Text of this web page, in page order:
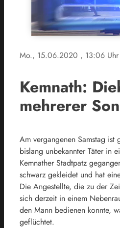
Mo., 15.06.2020 , 13:06 Uhr
Kemnath:
mehrerer
Am vergangenen Samstag ist
bislang unbekannter Täter in
Kemnather Stadtpatz
schwarz gekleidet und hat
Die Angestellte, die zu der
sich derzeit in einem
den Mann bedienen konnte,
geflüchtet.